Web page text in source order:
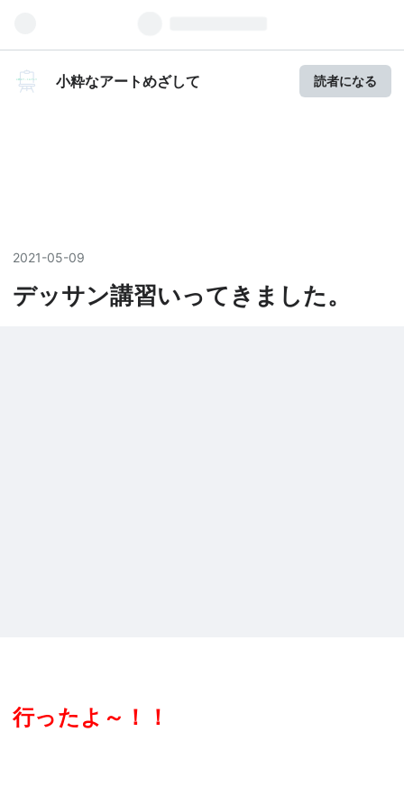
小粋なアートめざして 読者になる
2021-05-09
デッサン講習いってきました。
行ったよ～！！